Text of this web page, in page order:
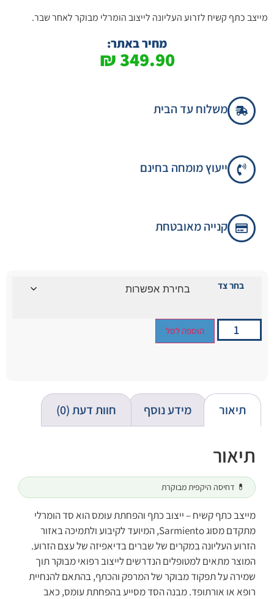
מייצב כתף קשיח לזרוע העליונה לייצוב הומרלי מבוקר לאחר שבר.
מחיר באתר:
349.90
₪
משלוח עד הבית
ייעוץ מומחה בחינם
קנייה מאובטחת
בחר צד
הוספה לסל
תיאור מידע נוסף חוות דעת (0)
תיאור
💊 דחיסה היקפית מבוקרת
מייצב כתף קשיח – ייצוב כתף והפחתת עומס הוא סד הומרלי
מתקדם מסוג Sarmiento, המיועד לקיבוע ולתמיכה באזור
הזרוע העליונה במקרים של שברים בדיאפיזה של עצם הזרוע.
המוצר מתאים למטופלים הנדרשים לייצוב רפואי מבוקר תוך
שמירה על תפקוד מבוקר של המרפק והכתף, בהתאם להנחיית
רופא או אורתופד. מבנה הסד מסייע בהפחתת עומס, כאב